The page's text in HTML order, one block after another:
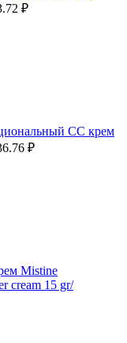
₽
СС крем
₽
Mistine
cream 15 gr/